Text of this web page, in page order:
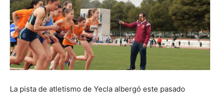
La pista de atletismo de Yecla albergó este pasado